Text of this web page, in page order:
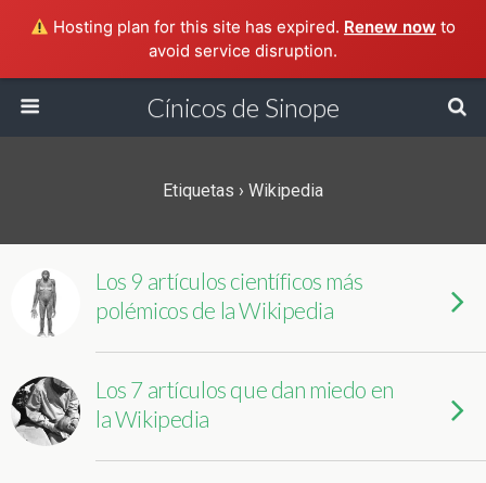
Hosting plan for this site has expired. Renew now to
avoid service disruption.
Cínicos de Sinope
Etiquetas › Wikipedia
Los 9 artículos científicos más
polémicos de la Wikipedia
Los 7 artículos que dan miedo en
la Wikipedia